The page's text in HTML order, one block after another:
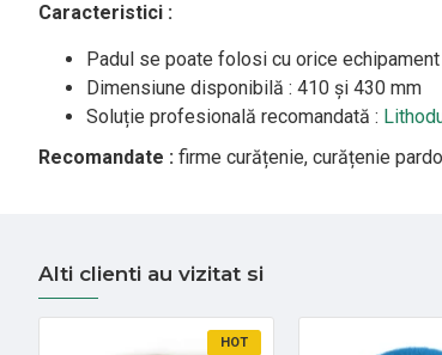
Caracteristici :
Padul se poate folosi cu orice
Dimensiune disponibilă : 410 și 430 mm
Soluție profesională recomandată :
Recomandate : firme curățenie, curățenie
Alti clienti au vizitat si
HOT